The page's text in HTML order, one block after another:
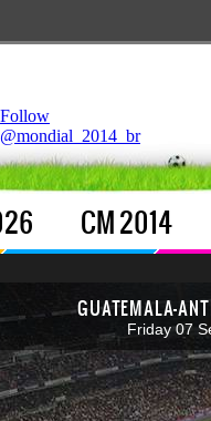
Follow
@mondial_2014_br
CM 2014
GUATEMALA-
Friday 07